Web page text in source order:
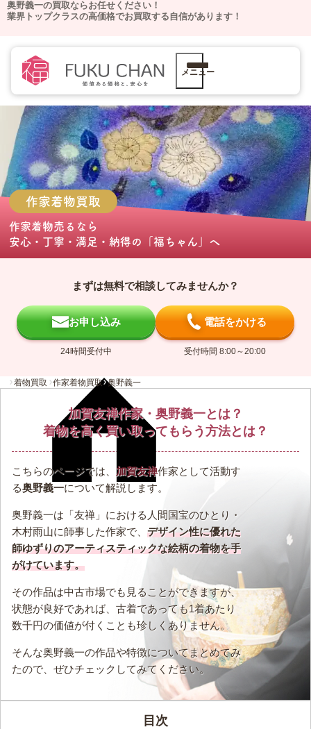
奥野義一の買取ならお任せください！
業界トップクラスの高価格でお買取する自信があります！
メニュー
作家着物買取
作家着物売る なら
安心・丁寧・満足・納得の
「福ちゃん」 へ
まずは無料で相談してみませんか？
お申し込み
24時間受付中
電話をかける
受付時間 8:00～20:00
着物買取 作家着物買取 奥野義一
加賀友禅作家・奥野義一とは？
着物を高く買い取ってもらう方法とは？
こちらのページでは、 加賀友禅作家として活動す
る奥野義一について解説します。
奥野義一は「友禅」における人間国宝のひとり・
木村雨山に師事した作家で、 デザイン性に優れた
師ゆずりのアーティスティックな絵柄の着物を手
がけています。
その作品は中古市場でも見ることができますが、
状態が良好であれば、古着であっても1着あたり
数千円の価値が付くことも珍しくありません。
そんな奥野義一の作品や特徴についてまとめてみ
たので、ぜひチェックしてみてください。
目次